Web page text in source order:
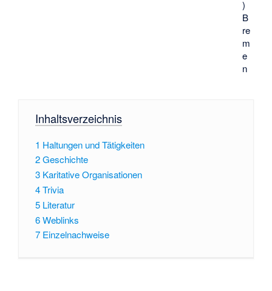
)
B
re
m
e
n
Inhaltsverzeichnis
1 Haltungen und Tätigkeiten
2Geschichte
3 Karitative Organisationen
4Trivia
5 Literatur
6Weblinks
7 Einzelnachweise